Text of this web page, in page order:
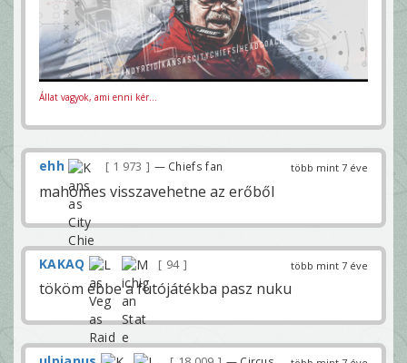
Állat vagyok, ami enni kér...
több mint 7 éve
ehh 1 973 — Chiefs fan
mahomes visszavehetne az erőből
több mint 7 éve
KAKAQ 94
tököm ebbe a futójátékba pasz nuku